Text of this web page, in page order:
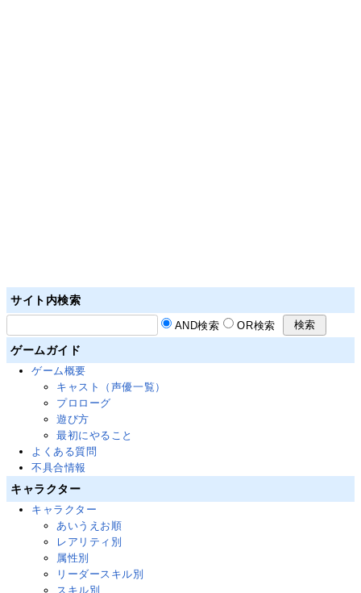
サイト内検索
AND検索 OR検索
ゲームガイド
ゲーム概要
キャスト（声優一覧）
プロローグ
遊び方
最初にやること
よくある質問
不具合情報
キャラクター
キャラクター
あいうえお順
レアリティ別
属性別
リーダースキル別
スキル別